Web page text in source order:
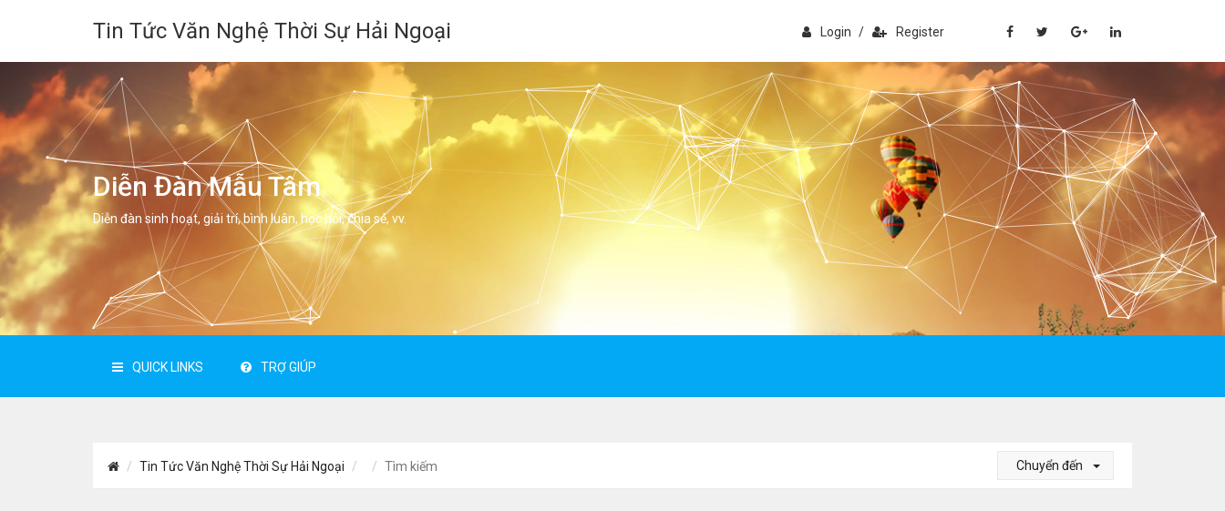
Tin Tức Văn Nghệ Thời Sự Hải Ngoại Login / Register
Diễn Đàn Mẫu Tâm
Diễn đàn sinh hoạt, giải trí, bình luân, học hỏi, chia sẻ, vv.
QUICK LINKS TRỢ GIÚP
Tin Tức Văn Nghệ Thời Sự Hải Ngoại Tìm kiếm Chuyển đến